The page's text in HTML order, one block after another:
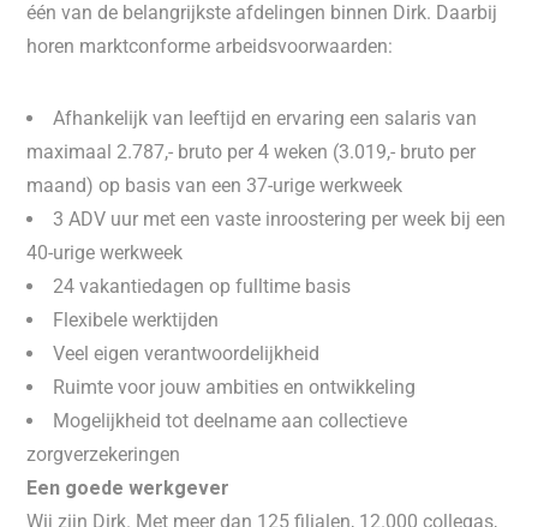
één van de belangrijkste afdelingen binnen Dirk. Daarbij
horen marktconforme arbeidsvoorwaarden:
Afhankelijk van leeftijd en ervaring een salaris van
maximaal 2.787,- bruto per 4 weken (3.019,- bruto per
maand) op basis van een 37-urige werkweek
3 ADV uur met een vaste inroostering per week bij een
40-urige werkweek
24 vakantiedagen op fulltime basis
Flexibele werktijden
Veel eigen verantwoordelijkheid
Ruimte voor jouw ambities en ontwikkeling
Mogelijkheid tot deelname aan collectieve
zorgverzekeringen
Een goede werkgever
Wij zijn Dirk. Met meer dan 125 filialen, 12.000 collegas,